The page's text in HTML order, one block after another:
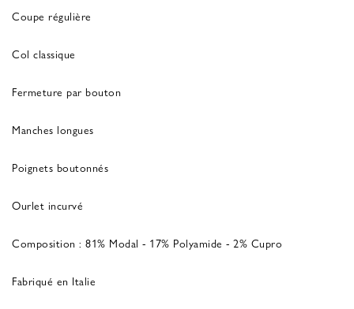
Coupe régulière
Col classique
Fermeture par bouton
Manches longues
Poignets boutonnés
Ourlet incurvé
Composition : 81% Modal - 17% Polyamide - 2% Cupro
Fabriqué en Italie